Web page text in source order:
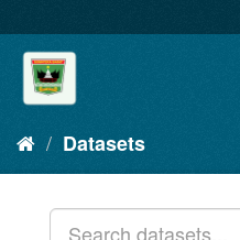
to
content
Datasets